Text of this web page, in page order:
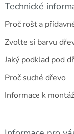
Technické
Proč rošt a
Zvolte si barvu
Jaký podklad pod
Proč suché dřevo
Informace k